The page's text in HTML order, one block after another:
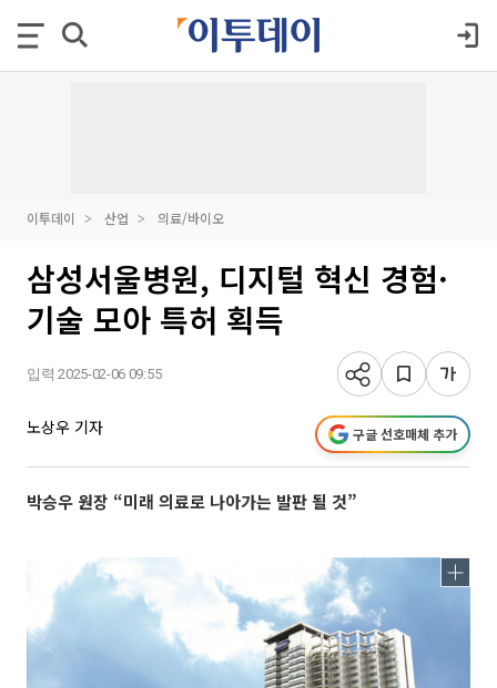
이투데이 산업 의료/바이오
삼성서울병원, 디지털 혁신 경험·
기술 모아 특허 획득
입력 2025-02-06 09:55
노상우 기자 구글 선호매체 추가
박승우 원장 “미래 의료로 나아가는 발판 될 것”